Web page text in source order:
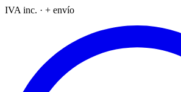
IVA inc. · + envío